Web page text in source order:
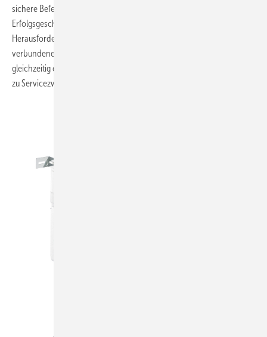
sichere Befestigung von Keramiken gewährleistet. Und die
Erfolgsgeschichte wird weitergeschrieben. Eine wesentliche
Herausforderung wird es sein, das Design (mit der damit
verbundenen Größe der Betätigungsplatte), die Funktionalität und
gleichzeitig das gute und einfache Handling in Montage, Betrieb und
zu Servicezwecken in Einklang zu bringen.